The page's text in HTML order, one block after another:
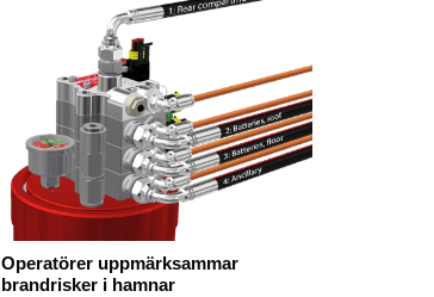
Operatörer uppmärksammar
brandrisker i hamnar